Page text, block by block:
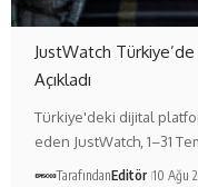
JustWatch
Açıkladı
Türkiye'deki dijital
eden JustWatch, 1–31
TarafındanEditör 10 Ağu